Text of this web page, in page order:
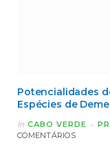
Potencialidades
Espécies de
In CABO VERDE
COMENTÁRIOS